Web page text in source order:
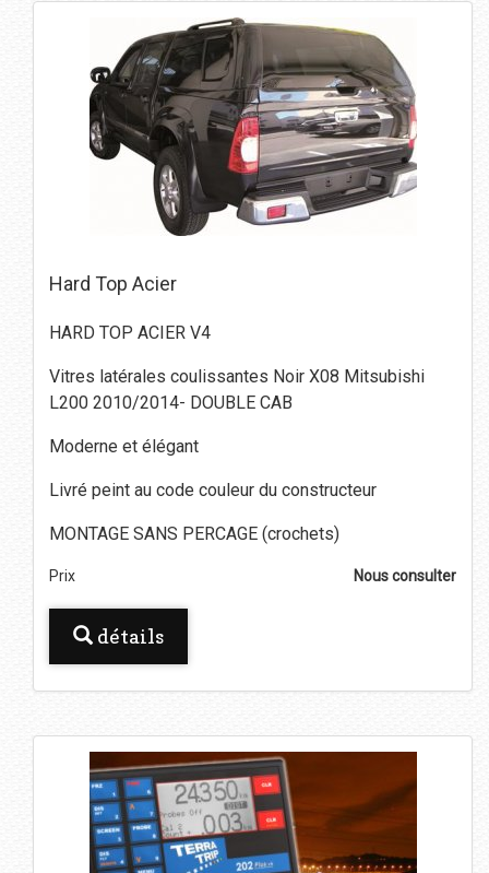
Hard Top Acier
HARD TOP ACIER V4
Vitres latérales coulissantes Noir X08 Mitsubishi
L200 2010/2014- DOUBLE CAB
Moderne et élégant
Livré peint au code couleur du constructeur
MONTAGE SANS PERCAGE (crochets)
Prix Nous consulter
détails